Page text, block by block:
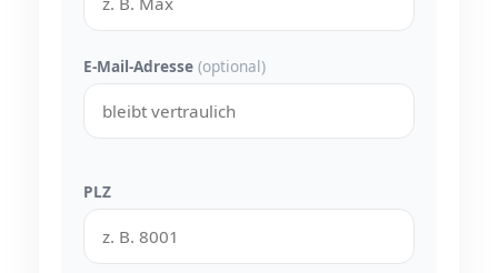
E-Mail-Adresse (optional)
PLZ